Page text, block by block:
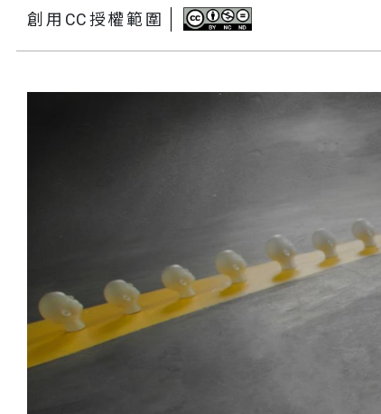
創用CC授權範圍